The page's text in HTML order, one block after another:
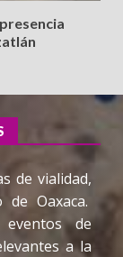
de vialidad,
Oaxaca.
de
a la